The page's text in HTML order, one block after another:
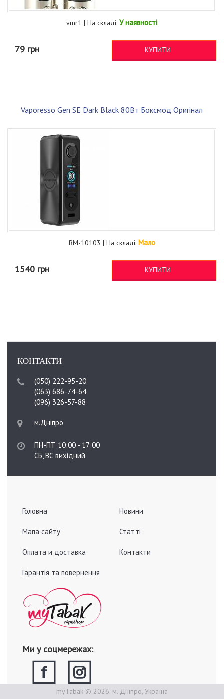
vmr1 | На складі: У наявності
79 грн КУПИТИ
Vaporesso Gen SE Dark Black 80Вт Боксмод Оригінал
BM-10103 | На складі: Мало
1540 грн КУПИТИ
КОНТАКТИ
(050) 222-95-20
(063) 686-74-64
(096) 326-57-88
м.Дніпро
ПН-ПТ 10:00 - 17:00
СБ, ВС вихідний
Головна
Мапа сайту
Оплата и доставка
Гарантія та повернення
Новини
Статті
Контакти
Ми у соцмережах:
myTabak © 2026. м. Дніпро, Україна